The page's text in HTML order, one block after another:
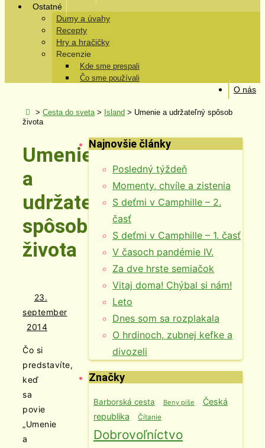
Ostatné
Dumy a úvahy
Recepty
Hry a hračičky
Recenzie
Kde sme prespali
Čo sme používali
O nás
>Cesta do sveta > Island > Umenie a udržateľný spôsob
života
Umenie
a
udržateľný
spôsob
života
23.
september
2014
Čo si
predstavíte,
keď
sa
povie
„Umenie
a
Najnovšie články
Posledný týždeň
Momenty, chvíle a zistenia
S deťmi v Camphille – 2.
časť
S deťmi v Camphille – 1. časť
V časoch pandémie IV.
Za dve hrste semiačok
Vitaj doma! Chýbal si nám!
Leto
Dnes som sa rozplakala
O hrdinoch, zubnej kefke a
divozeli
Značky
Barborská cesta Beny píše
Česká
republika
Čítanie
Dobrovoľníctvo